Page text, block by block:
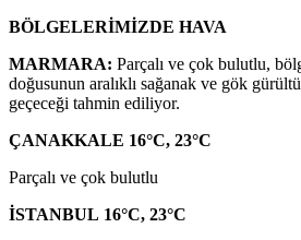
BÖLGELERİMİZDE HAVA
MARMARA: Parçalı ve çok bulutlu,
doğusunun aralıklı sağanak ve gök
geçeceği tahmin ediliyor.
ÇANAKKALE 16°C, 23°C
Parçalı ve çok bulutlu
İSTANBUL 16°C, 23°C